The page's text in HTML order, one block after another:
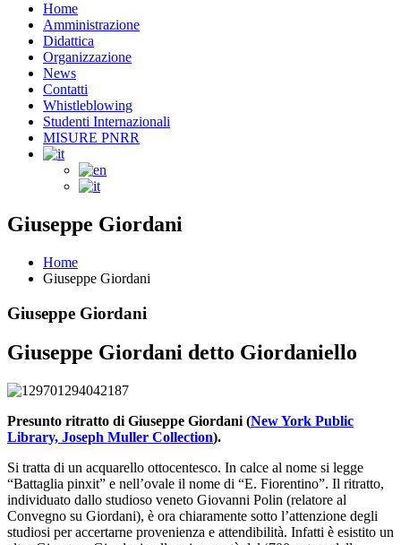
Home
Amministrazione
Didattica
Organizzazione
News
Contatti
Whistleblowing
Studenti Internazionali
MISURE PNRR
Giuseppe Giordani
Home
Giuseppe Giordani
Giuseppe Giordani
Giuseppe Giordani detto Giordaniello
Presunto ritratto di Giuseppe Giordani (New York Public
Library, Joseph Muller Collection).
Si tratta di un acquarello ottocentesco. In calce al nome si legge
“Battaglia pinxit” e nell’ovale il nome di “E. Fiorentino”. Il ritratto,
individuato dallo studioso veneto Giovanni Polin (relatore al
Convegno su Giordani), è ora chiaramente sotto l’attenzione degli
studiosi per accertarne provenienza e attendibilità. Infatti è esistito un